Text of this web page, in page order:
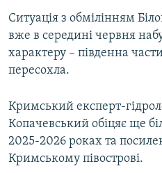
Ситуація з обмілінням
вже в середині червня
характеру – південна
пересохла.
Кримський експерт-
Копачевський обіцяє ще
2025-2026 роках та
Кримському півострові.